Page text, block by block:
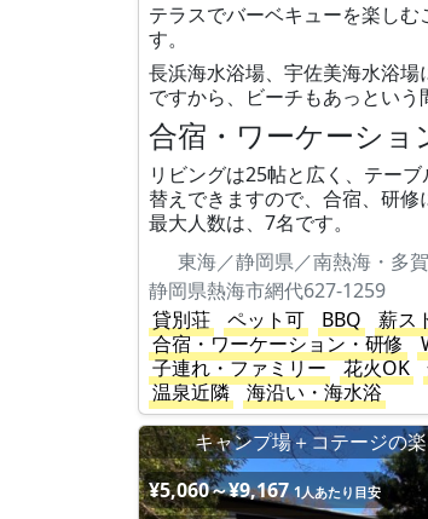
テラスでバーベキューを楽しむ
す。
長浜海水浴場、宇佐美海水浴場
ですから、ビーチもあっという
合宿・ワーケーショ
リビングは25帖と広く、テー
替えできますので、合宿、研修
最大人数は、7名です。
東海／静岡県／南熱海・多
静岡県熱海市網代627-1259
貸別荘
ペット可 BBQ
薪ス
合宿・ワーケーション・研修
子連れ・ファミリー
花火OK
温泉近隣
海沿い・海水浴
キャンプ場＋コテージの
¥5,060～¥9,167 1人あたり目安